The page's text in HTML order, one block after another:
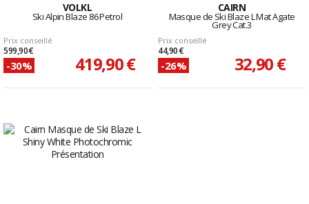
VOLKL
Ski Alpin Blaze 86 Petrol
Prix conseillé
599,90 €
-30% 419,90 €
CAIRN
Masque de Ski Blaze L Mat Agate
Grey Cat.3
Prix conseillé
44,90 €
-26% 32,90 €